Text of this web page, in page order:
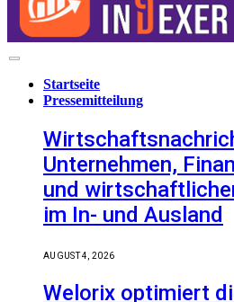
Startseite
Pressemitteilung
Unternehmen,
und
im In- und Ausland
AUGUST 4, 2026
Welorix optimiert